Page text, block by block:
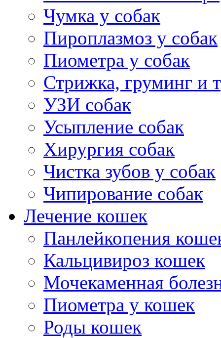
Чумка у собак
Пироплазмоз у собак
Пиометра у собак
Стрижка, груминг и
УЗИ собак
Усыпление собак
Хирургия собак
Чистка зубов у собак
Чипирование собак
Лечение кошек
Панлейкопения
Кальцивироз кошек
Мочекаменная
Пиометра у кошек
Роды кошек